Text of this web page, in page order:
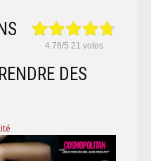
4.76/5 21 votes
DES